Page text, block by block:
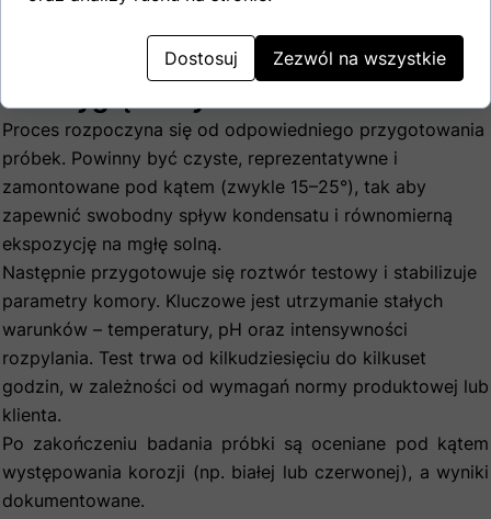
kontrolowanym środowisku.
Jak wygląda wykonanie testu?
Proces rozpoczyna się od odpowiedniego przygotowania
próbek. Powinny być czyste, reprezentatywne i
zamontowane pod kątem (zwykle 15–25°), tak aby
zapewnić swobodny spływ kondensatu i równomierną
ekspozycję na mgłę solną.
Następnie przygotowuje się roztwór testowy i stabilizuje
parametry komory. Kluczowe jest utrzymanie stałych
warunków – temperatury, pH oraz intensywności
rozpylania. Test trwa od kilkudziesięciu do kilkuset
godzin, w zależności od wymagań normy produktowej lub
klienta.
Po zakończeniu badania próbki są oceniane pod kątem
występowania korozji (np. białej lub czerwonej), a wyniki
dokumentowane.
Dostosuj Zezwól na wszystkie